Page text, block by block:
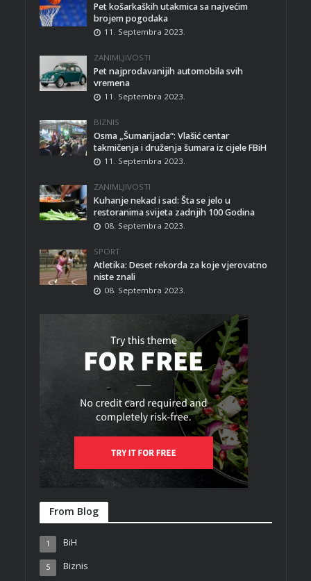
Pet košarkaških utakmica sa najvećim
brojem pogodaka
11. Septembra 2023.
ZANIMLJIVOSTI
Pet najprodavanijih automobila svih
vremena
11. Septembra 2023.
BIZNIS
Osma „Šumarijada“: Vlašić centar
takmičenja i druženja šumara iz cijele FBiH
11. Septembra 2023.
ZANIMLJIVOSTI
Kuhanje nekad i sad: Šta se jelo u
restoranima svijeta zadnjih 100 Godina
08. Septembra 2023.
SPORT
Atletika: Deset rekorda za koje vjerovatno
niste znali
08. Septembra 2023.
From Blog
BiH
1
Biznis
5